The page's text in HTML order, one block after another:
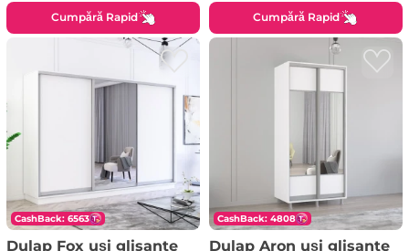
Cumpără Rapid Cumpără Rapid
CashBack: 6563
Dulap Fox uși glisante
CashBack: 4808
Dulap Aron uși glisante